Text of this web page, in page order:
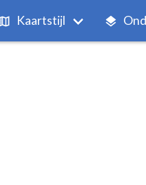
Kaartstijl